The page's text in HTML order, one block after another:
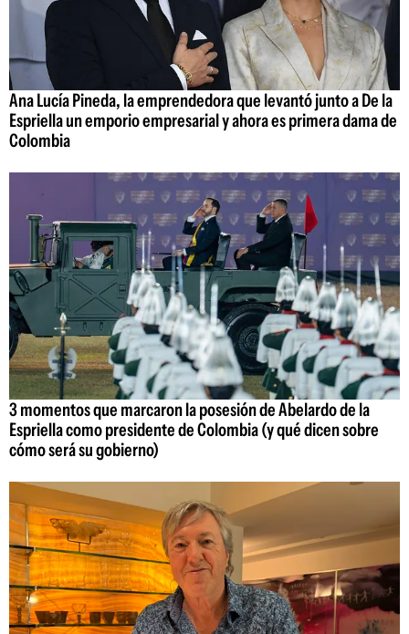
Ana Lucía Pineda, la emprendedora que levantó junto a De la
Espriella un emporio empresarial y ahora es primera dama de
Colombia
3 momentos que marcaron la posesión de Abelardo de la
Espriella como presidente de Colombia (y qué dicen sobre
cómo será su gobierno)